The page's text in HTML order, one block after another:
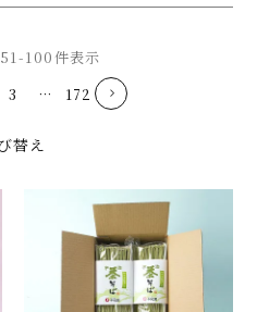
替え
51-100件表示
3 … 172